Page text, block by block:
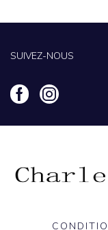
SUIVEZ-NOUS